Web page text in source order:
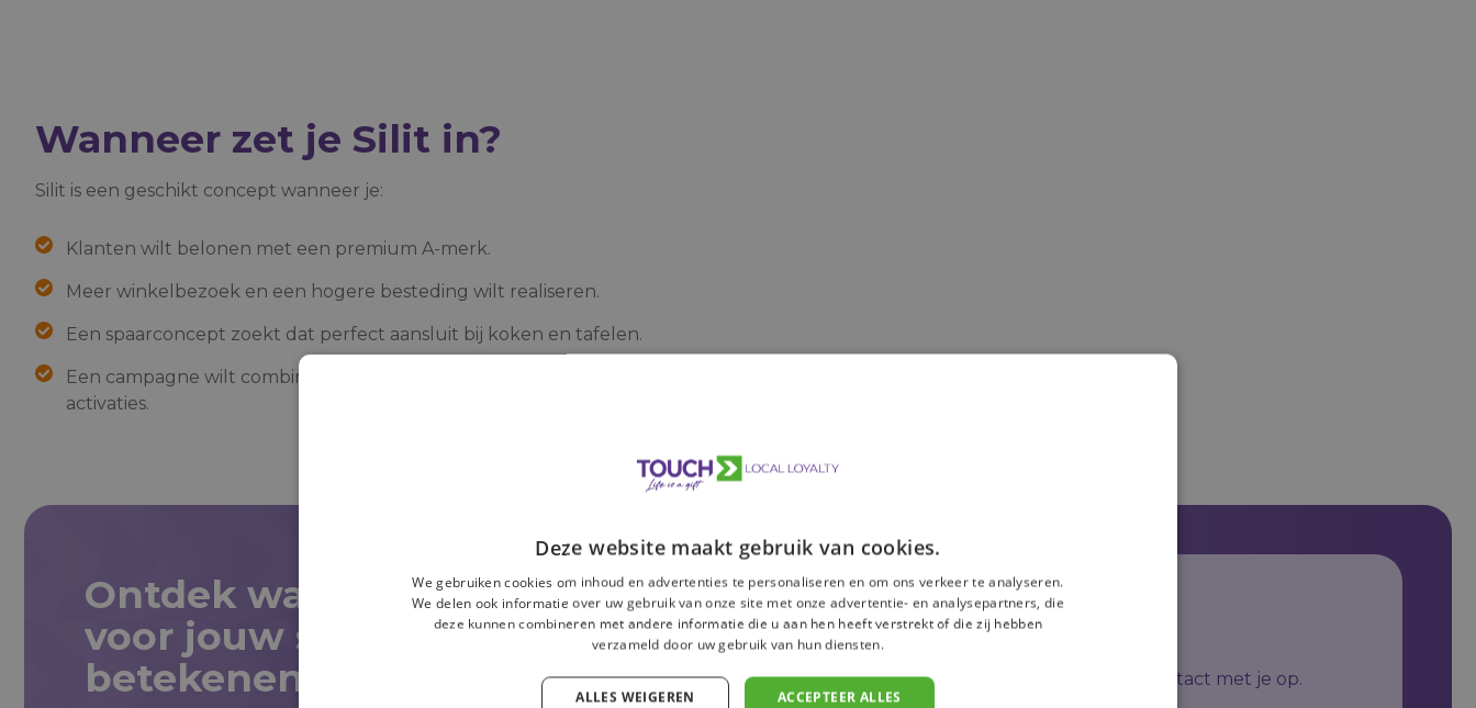
Wanneer zet je Silit in?
Silit is een geschikt concept wanneer je:
Klanten wilt belonen met een premium A-merk.
Meer winkelbezoek en een hogere besteding wilt realiseren.
Een spaarconcept zoekt dat perfect aansluit bij koken en tafelen.
Een campagne wilt combineren met kookdemonstraties of lokale
activaties.
Ontdek wat lokale marketing
voor jouw supermarkt kan
betekenen.
Plan vrijblijvend je afspraak
Vul je gegevens in en onze experts nemen contact met je op.
Deze website maakt gebruik van cookies.
We gebruiken cookies om inhoud en advertenties te personaliseren en om ons verkeer te analyseren.
We delen ook informatie over uw gebruik van onze site met onze advertentie- en analysepartners, die
deze kunnen combineren met andere informatie die u aan hen heeft verstrekt of die zij hebben
verzameld door uw gebruik van hun diensten.
ACCEPTEER ALLES
ALLES WEIGEREN